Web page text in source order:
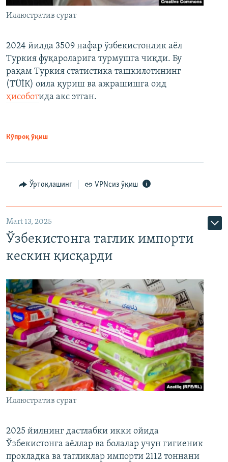
Иллюстратив сурат
2024 йилда 3509 нафар ўзбекистонлик аёл
Туркия фуқароларига турмушга чиқди. Бу
рақам Туркия статистика ташкилотининг
(ТÜİК) оила қуриш ва ажрашишга оид
ҳисоботида акс этган.
Кўпроқ ўқиш
Ўртоқлашинг VPNсиз ўқиш
Mart 13, 2025
Ўзбекистонга таглик импорти
кескин қисқарди
Иллюстратив сурат
2025 йилнинг дастлабки икки ойида
Ўзбекистонга аёллар ва болалар учун гигиеник
прокладка ва тагликлар импорти 2112 тоннани